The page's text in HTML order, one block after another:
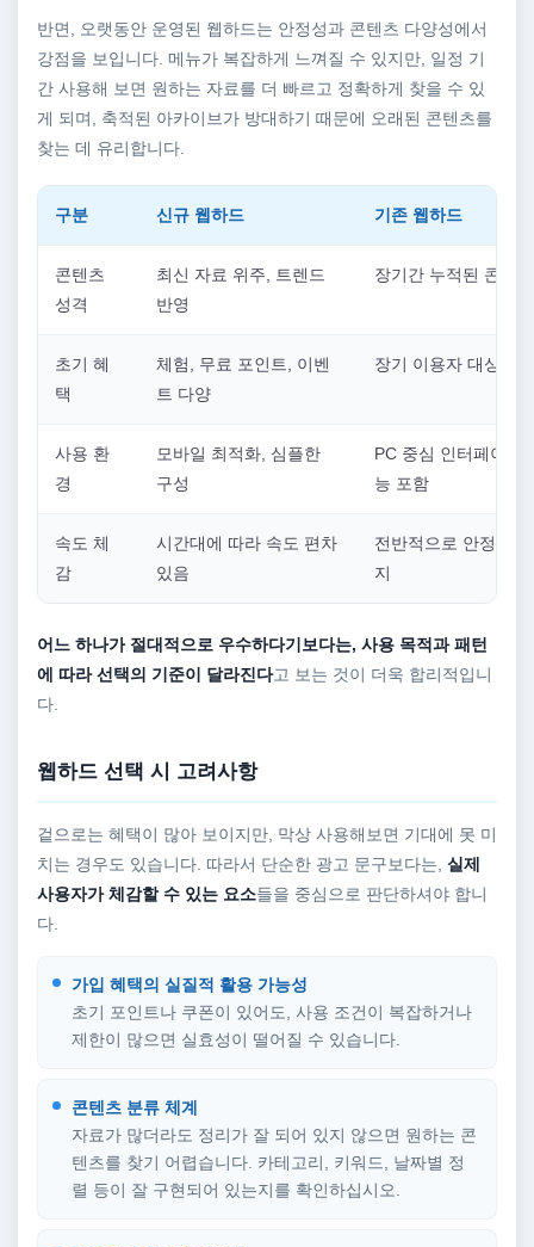
반면, 오랫동안 운영된 웹하드는 안정성과 콘텐츠 다양성에서
강점을 보입니다. 메뉴가 복잡하게 느껴질 수 있지만, 일정 기
간 사용해 보면 원하는 자료를 더 빠르고 정확하게 찾을 수 있
게 되며, 축적된 아카이브가 방대하기 때문에 오래된 콘텐츠를
찾는 데 유리합니다.
구분 신규 웹하드 기존 웹하드
콘텐츠
성격
최신 자료 위주, 트렌드
반영
장기간 누적된 콘텐
초기 혜
택
체험, 무료 포인트, 이벤
트 다양
장기 이용자 대상 혜
사용 환
경
모바일 최적화, 심플한
구성
PC 중심 인터페이스,
능 포함
속도 체
감
시간대에 따라 속도 편차
있음
전반적으로 안정적인
지
어느 하나가 절대적으로 우수하다기보다는, 사용 목적과 패턴
에 따라 선택의 기준이 달라진다고 보는 것이 더욱 합리적입니
다.
웹하드 선택 시 고려사항
겉으로는 혜택이 많아 보이지만, 막상 사용해보면 기대에 못 미
치는 경우도 있습니다. 따라서 단순한 광고 문구보다는, 실제
사용자가 체감할 수 있는 요소들을 중심으로 판단하셔야 합니
다.
가입 혜택의 실질적 활용 가능성
초기 포인트나 쿠폰이 있어도, 사용 조건이 복잡하거나
제한이 많으면 실효성이 떨어질 수 있습니다.
콘텐츠 분류 체계
자료가 많더라도 정리가 잘 되어 있지 않으면 원하는 콘
텐츠를 찾기 어렵습니다. 카테고리, 키워드, 날짜별 정
렬 등이 잘 구현되어 있는지를 확인하십시오.